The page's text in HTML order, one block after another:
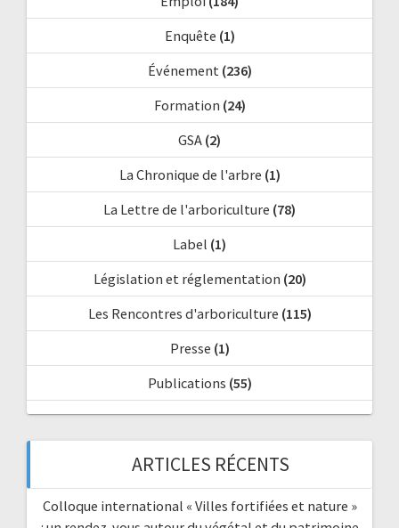
Enquête (1)
Événement (236)
Formation (24)
GSA (2)
La Chronique de l'arbre (1)
La Lettre de l'arboriculture (78)
Label (1)
Législation et réglementation (20)
Les Rencontres d'arboriculture (115)
Presse (1)
Publications (55)
ARTICLES RÉCENTS
Colloque international « Villes fortifiées et nature »